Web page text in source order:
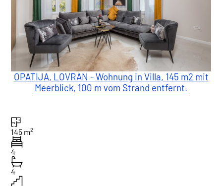
OPATIJA, LOVRAN - Wohnung in Villa, 145 m2 mit
Meerblick, 100 m vom Strand entfernt.
145 m2
4
4